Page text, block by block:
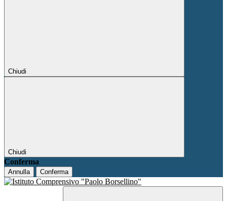
Chiudi
Chiudi
Conferma
Annulla Conferma